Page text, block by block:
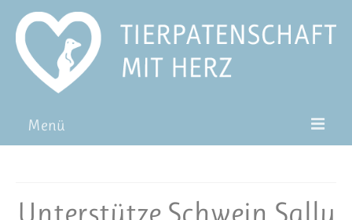
Menü
Unterstütze Schwein Sally